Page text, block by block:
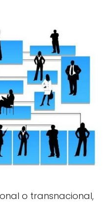
o transnacional,